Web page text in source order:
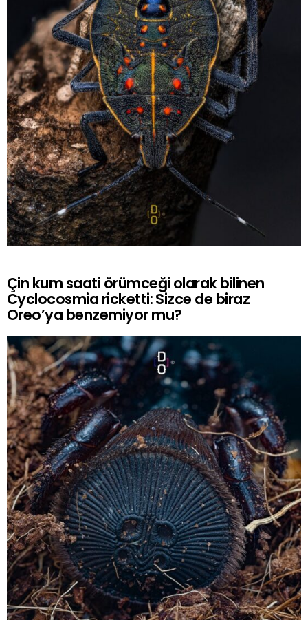
Çin kum saati örümceği olarak bilinen
Cyclocosmia ricketti: Sizce de biraz
Oreo’ya benzemiyor mu?